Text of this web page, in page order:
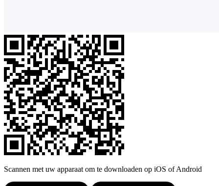
Scannen met uw apparaat om te downloaden op iOS of Android